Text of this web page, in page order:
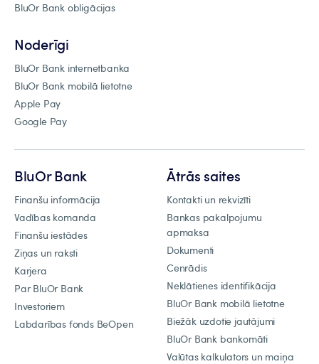
BluOr Bank obligācijas
Noderīgi
BluOr Bank internetbanka
BluOr Bank mobilā lietotne
Apple Pay
Google Pay
BluOr Bank
Finanšu informācija
Vadības komanda
Finanšu iestādes
Ziņas un raksti
Karjera
Par BluOr Bank
Investoriem
Labdarības fonds BeOpen
Ātrās saites
Kontakti un rekvizīti
Bankas pakalpojumu
apmaksa
Dokumenti
Cenrādis
Neklātienes identifikācija
BluOr Bank mobilā lietotne
Biežāk uzdotie jautājumi
BluOr Bank bankomāti
Valūtas kalkulators un maiņa